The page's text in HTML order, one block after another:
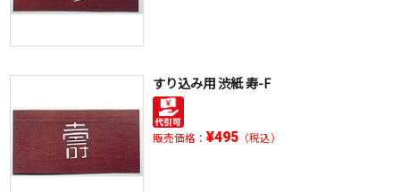
すり込み用 渋紙 寿-F
販売価格： ¥495（税込）